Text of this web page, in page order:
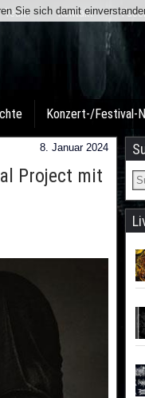
Team Kontakt
Konzert-/Festival-
8. Januar 2024
Project mit
Sie sich damit